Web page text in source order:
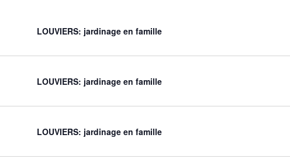
LOUVIERS: jardinage en famille
LOUVIERS: jardinage en famille
LOUVIERS: jardinage en famille